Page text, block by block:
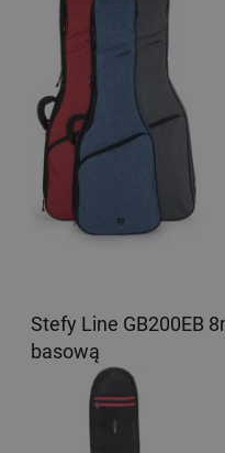
Stefy Line GB200EB
basową